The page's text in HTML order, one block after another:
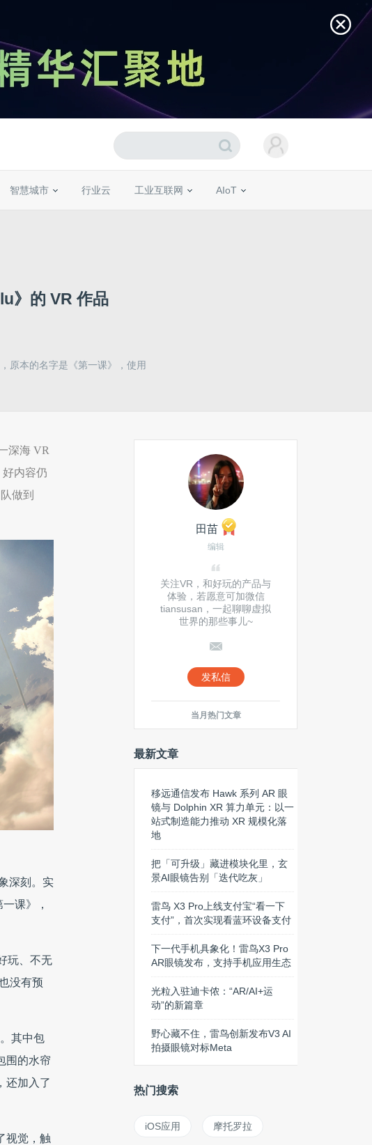
智慧城市 行业云 工业互联网 AIoT
》的 VR 作品
原本的名字是《第一课》，使用
深海 VR
内容仍
做到
深刻。实
课》，
玩、不无
没有预
其中包
围的水帘
还加入了
视觉，触
田苗
编辑
关注VR，和好玩的产品与
体验，若愿意可加微信
tiansusan，一起聊聊虚拟
世界的那些事儿~
发私信
当月热门文章
最新文章
移远通信发布 Hawk 系列 AR 眼
镜与 Dolphin XR 算力单元：以一
站式制造能力推动 XR 规模化落
地
把「可升级」藏进模块化里，玄
景AI眼镜告别「迭代吃灰」
雷鸟 X3 Pro上线支付宝“看一下
支付”，首次实现看蓝环设备支付
下一代手机具象化！雷鸟X3 Pro
AR眼镜发布，支持手机应用生态
光粒入驻迪卡侬：“AR/AI+运
动”的新篇章
野心藏不住，雷鸟创新发布V3 AI
拍摄眼镜对标Meta
热门搜索
iOS应用 摩托罗拉